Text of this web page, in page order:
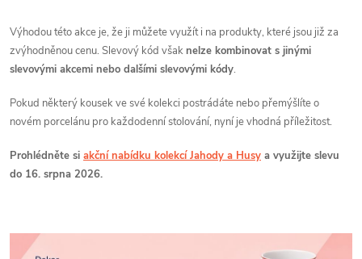
Výhodou této akce je, že ji můžete využít i na produkty, které jsou již za
zvýhodněnou cenu. Slevový kód všaknelze kombinovat s jinými
slevovými akcemi nebo dalšími slevovými kódy.
Pokud některý kousek ve své kolekci postrádáte nebo přemýšlíte o
novém porcelánu pro každodenní stolování, nyní je vhodná příležitost.
Prohlédněte si akční nabídku kolekcí Jahody a Husy a využijte slevu
do 16. srpna 2026.